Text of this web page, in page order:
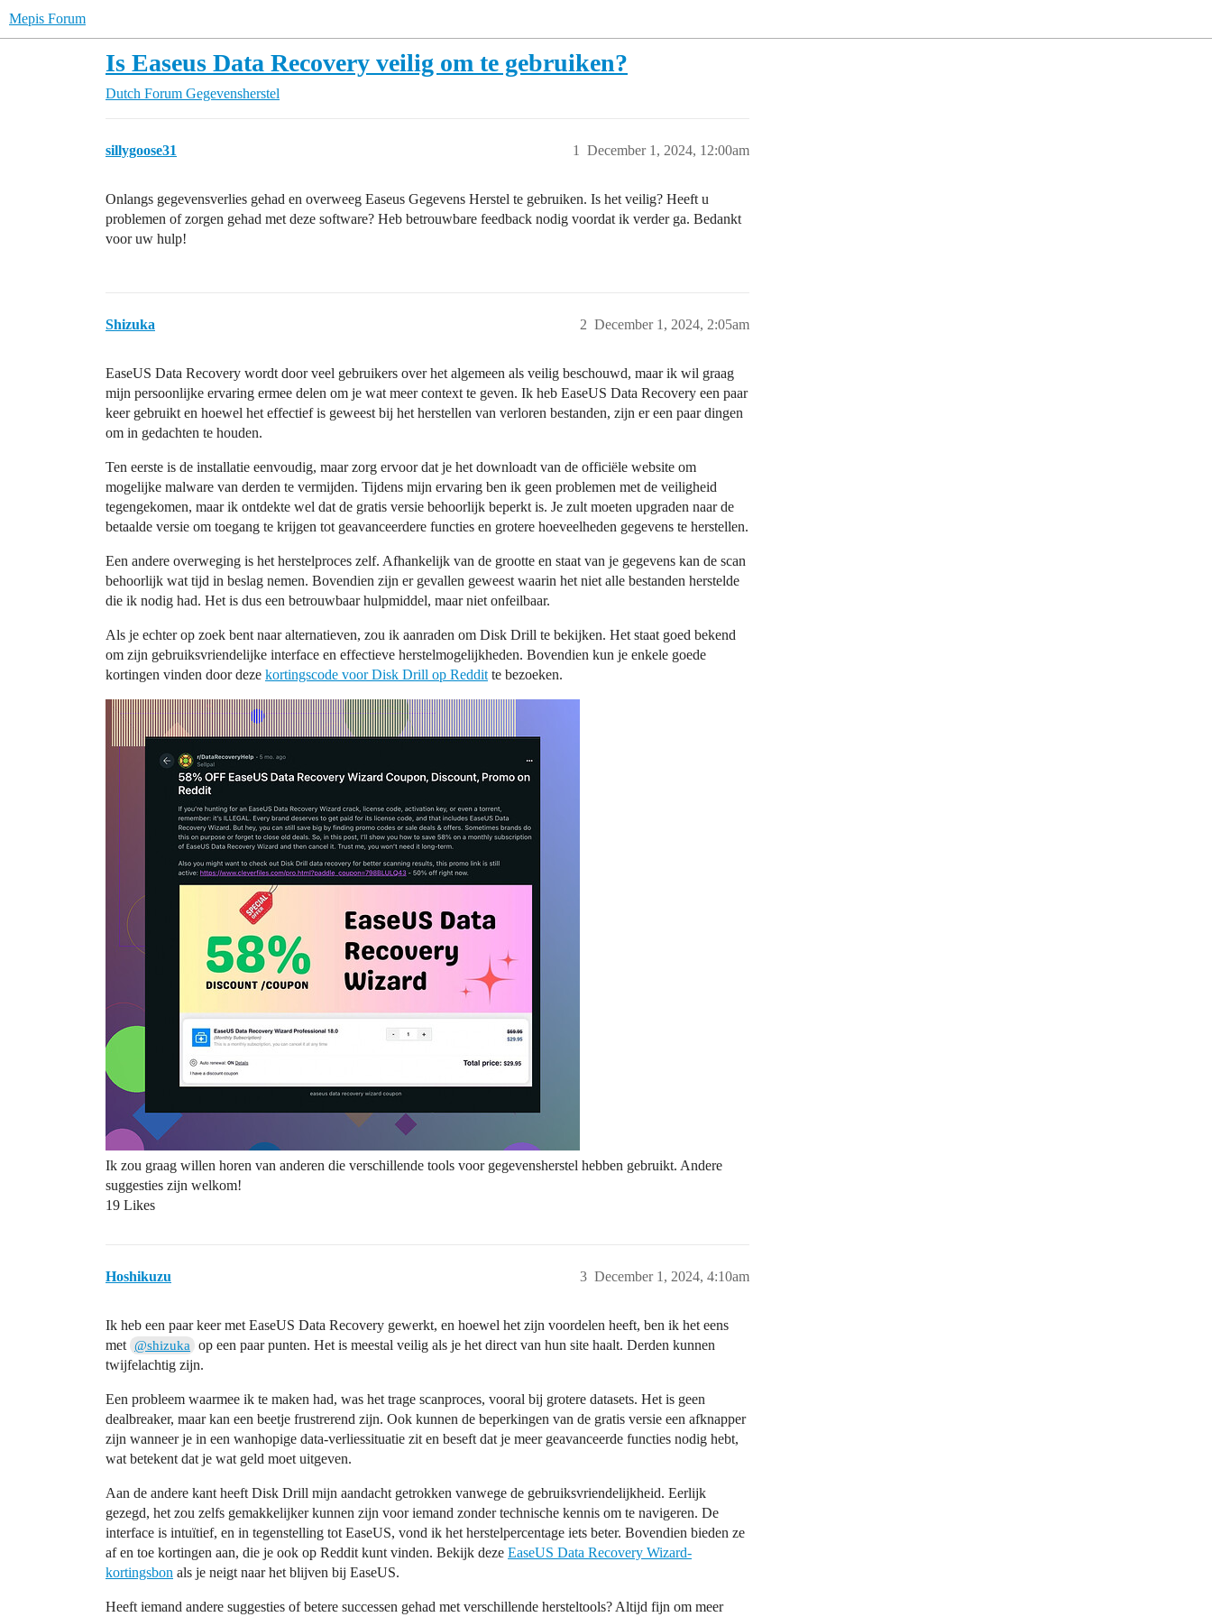
Mepis Forum
Is Easeus Data Recovery veilig om te gebruiken?
Dutch Forum Gegevensherstel
sillygoose31 December 1, 2024, 12:00am
1
Onlangs gegevensverlies gehad en overweeg Easeus Gegevens Herstel te gebruiken. Is het veilig? Heeft u
problemen of zorgen gehad met deze software? Heb betrouwbare feedback nodig voordat ik verder ga. Bedankt
voor uw hulp!
Shizuka December 1, 2024, 2:05am
2
EaseUS Data Recovery wordt door veel gebruikers over het algemeen als veilig beschouwd, maar ik wil graag
mijn persoonlijke ervaring ermee delen om je wat meer context te geven. Ik heb EaseUS Data Recovery een paar
keer gebruikt en hoewel het effectief is geweest bij het herstellen van verloren bestanden, zijn er een paar dingen
om in gedachten te houden.
Ten eerste is de installatie eenvoudig, maar zorg ervoor dat je het downloadt van de officiële website om
mogelijke malware van derden te vermijden. Tijdens mijn ervaring ben ik geen problemen met de veiligheid
tegengekomen, maar ik ontdekte wel dat de gratis versie behoorlijk beperkt is. Je zult moeten upgraden naar de
betaalde versie om toegang te krijgen tot geavanceerdere functies en grotere hoeveelheden gegevens te herstellen.
Een andere overweging is het herstelproces zelf. Afhankelijk van de grootte en staat van je gegevens kan de scan
behoorlijk wat tijd in beslag nemen. Bovendien zijn er gevallen geweest waarin het niet alle bestanden herstelde
die ik nodig had. Het is dus een betrouwbaar hulpmiddel, maar niet onfeilbaar.
Als je echter op zoek bent naar alternatieven, zou ik aanraden om Disk Drill te bekijken. Het staat goed bekend
om zijn gebruiksvriendelijke interface en effectieve herstelmogelijkheden. Bovendien kun je enkele goede
kortingen vinden door deze kortingscode voor Disk Drill op Reddit te bezoeken.
Ik zou graag willen horen van anderen die verschillende tools voor gegevensherstel hebben gebruikt. Andere
suggesties zijn welkom!
19 Likes
Hoshikuzu December 1, 2024, 4:10am
3
Ik heb een paar keer met EaseUS Data Recovery gewerkt, en hoewel het zijn voordelen heeft, ben ik het eens
met @shizuka
op een paar punten. Het is meestal veilig als je het direct van hun site haalt. Derden kunnen
twijfelachtig zijn.
Een probleem waarmee ik te maken had, was het trage scanproces, vooral bij grotere datasets. Het is geen
dealbreaker, maar kan een beetje frustrerend zijn. Ook kunnen de beperkingen van de gratis versie een afknapper
zijn wanneer je in een wanhopige data-verliessituatie zit en beseft dat je meer geavanceerde functies nodig hebt,
wat betekent dat je wat geld moet uitgeven.
Aan de andere kant heeft Disk Drill mijn aandacht getrokken vanwege de gebruiksvriendelijkheid. Eerlijk
gezegd, het zou zelfs gemakkelijker kunnen zijn voor iemand zonder technische kennis om te navigeren. De
interface is intuïtief, en in tegenstelling tot EaseUS, vond ik het herstelpercentage iets beter. Bovendien bieden ze
af en toe kortingen aan, die je ook op Reddit kunt vinden. Bekijk deze EaseUS Data Recovery Wizard-
kortingsbon als je neigt naar het blijven bij EaseUS.
Heeft iemand andere suggesties of betere successen gehad met verschillende hersteltools? Altijd fijn om meer